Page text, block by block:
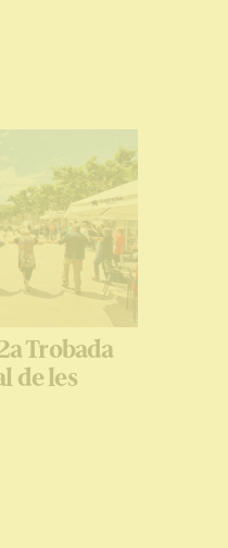
Trobada
de les